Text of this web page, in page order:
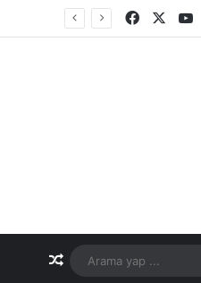
Facebook
Rastgele Makale